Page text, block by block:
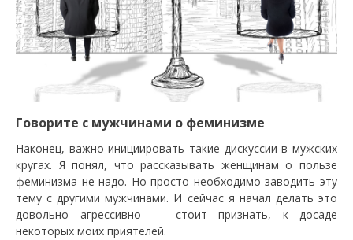
Говорите с мужчинами о феминизме
Наконец, важно инициировать такие дискуссии в мужских
кругах. Я понял, что рассказывать женщинам о пользе
феминизма не надо. Но просто необходимо заводить эту
тему с другими мужчинами. И сейчас я начал делать это
довольно агрессивно — стоит признать, к досаде
некоторых моих приятелей.